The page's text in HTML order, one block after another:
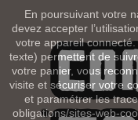
En poursuivant votre
devez accepter
votre appareil
texte) permettent de
votre panier, vous
visite et sécuriser votre
et paramétrer les
obligations/sites-web-